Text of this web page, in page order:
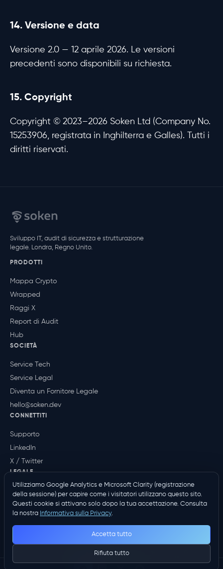
14. Versione e data
Versione 2.0 — 12 aprile 2026. Le versioni
precedenti sono disponibili su richiesta.
15. Copyright
Copyright © 2023–2026 Soken Ltd (Company No.
15253906, registrata in Inghilterra e Galles). Tutti i
diritti riservati.
Sviluppo IT, audit di sicurezza e strutturazione
legale. Londra, Regno Unito.
PRODOTTI
Mappa Crypto
Wrapped
Raggi X
Report di Audit
Hub
SOCIETÀ
Service Tech
Service Legal
Diventa un Fornitore Legale
hello@soken.dev
CONNETTITI
Supporto
LinkedIn
X / Twitter
LEGALE
Informativa sulla Privacy
Termini
Soken Ltd · Company No. 15253906 (Registered in England and Wales) ·
Utilizziamo Google Analytics e Microsoft Clarity (registrazione
della sessione) per capire come i visitatori utilizzano questo sito.
Questi cookie si attivano solo dopo la tua accettazione. Consulta
la nostra Informativa sulla Privacy.
Rifiuta tutto
Accetta tutto